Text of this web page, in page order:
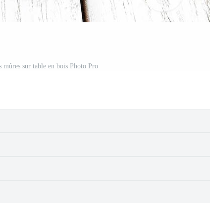
mûres sur table en bois Photo Pro